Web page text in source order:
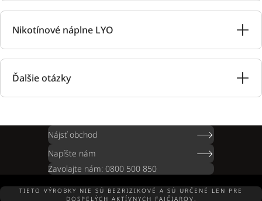
Nikotínové náplne LYO
Ďalšie otázky
Nájsť obchod
Napíšte nám
Zavolajte nám: 0800 500 850
TIETO VÝROBKY NIE SÚ BEZRIZIKOVÉ A SÚ URČENÉ LEN PRE
DOSPELÝCH AKTÍVNYCH FAJČIAROV.